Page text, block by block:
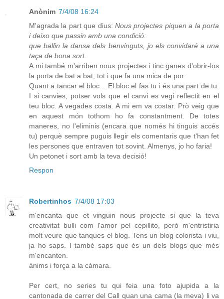
Anònim 7/4/08 16:24
M'agrada la part que dius: Nous projectes piquen a la porta
i deixo que passin amb una condició:
que ballin la dansa dels benvinguts, jo els convidaré a una
taça de bona sort.
A mi també m'arriben nous projectes i tinc ganes d'obrir-los
la porta de bat a bat, tot i que fa una mica de por.
Quant a tancar el bloc... El bloc el fas tu i és una part de tu.
I si canvies, potser vols que el canvi es vegi reflectit en el
teu bloc. A vegades costa. A mi em va costar. Prò veig que
en aquest món tothom ho fa constantment. De totes
maneres, no l'eliminis (encara que només hi tinguis accés
tu) perquè sempre puguis llegir els comentaris que t'han fet
les persones que entraven tot sovint. Almenys, jo ho faria!
Un petonet i sort amb la teva decisió!
Respon
Robertinhos 7/4/08 17:03
m'encanta que et vinguin nous projecte si que la teva
creativitat bulli com l'amor pel cepillito, però m'entristiria
molt veure que tanques el blog. Tens un blog colorista i viu,
ja ho saps. I també saps que és un dels blogs que més
m'encanten.
ànims i força a la càmara.
Per cert, no series tu qui feia una foto ajupida a la
cantonada de carrer del Call quan una cama (la meva) li va